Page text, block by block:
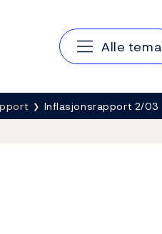
Hovedmeny
Alle tema
Inflasjonsrapport 2/03